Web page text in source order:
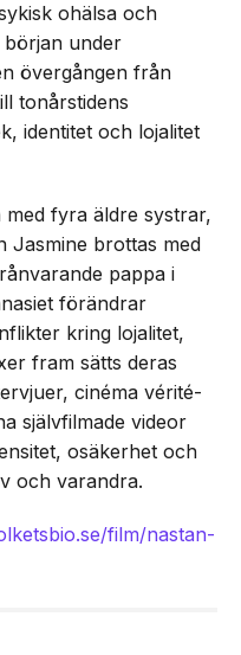
ohälsa och
början under
övergången från
tonårstidens
identitet och lojalitet
fyra äldre systrar,
Jasmine brottas med
pappa i
förändrar
kring lojalitet,
fram sätts deras
cinéma vérité-
självfilmade videor
osäkerhet och
och varandra.
film/nastan-